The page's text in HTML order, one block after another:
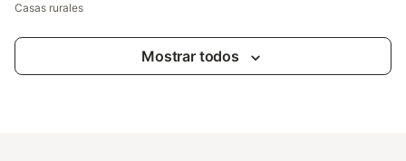
Casas rurales
Mostrar todos